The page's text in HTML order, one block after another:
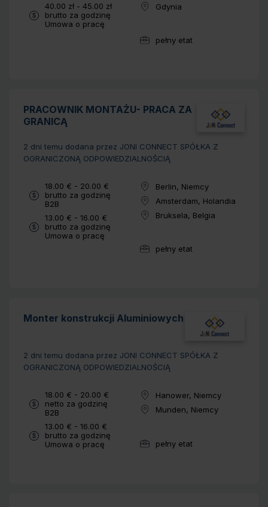
Wynagrodzenie:
40.00 zł - 45.00 zł
brutto za godzinę
Typ umowy:
Umowa o pracę
Lokalizacja:
Gdynia
Wymiar pracy:
pełny etat
PRACOWNIK MONTAŻU- PRACA ZA
GRANICĄ
2 dni temu dodana przez JONI CONNECT SPÓŁKA Z
OGRANICZONĄ ODPOWIEDZIALNOŚCIĄ
Wynagrodzenie:
18.00 € - 20.00 €
brutto za godzinę
Typ umowy:
B2B
Wynagrodzenie:
13.00 € - 16.00 €
brutto za godzinę
Typ umowy:
Umowa o pracę
Lokalizacja:
Berlin, Niemcy
Lokalizacja:
Amsterdam, Holandia
Lokalizacja:
Bruksela, Belgia
Wymiar pracy:
pełny etat
Monter konstrukcji Aluminiowych
2 dni temu dodana przez JONI CONNECT SPÓŁKA Z
OGRANICZONĄ ODPOWIEDZIALNOŚCIĄ
Wynagrodzenie:
18.00 € - 20.00 €
netto za godzinę
Typ umowy:
B2B
Wynagrodzenie:
13.00 € - 16.00 €
brutto za godzinę
Typ umowy:
Umowa o pracę
Lokalizacja:
Hanower, Niemcy
Lokalizacja:
Munden, Niemcy
Wymiar pracy:
pełny etat